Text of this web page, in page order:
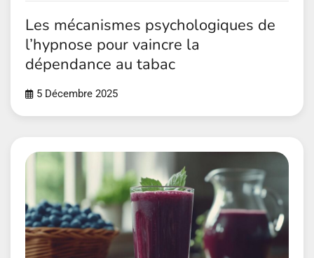
Les mécanismes psychologiques de
l’hypnose pour vaincre la
dépendance au tabac
5 Décembre 2025